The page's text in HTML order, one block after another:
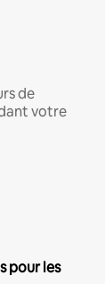
de
votre
pour les